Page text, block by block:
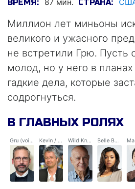
ВРЕМЯ: 87 мин. СТРАНА:
Миллион лет миньоны
великого и ужасного
не встретили Грю. Пусть
молод, но у него в
гадкие дела, которые
содрогнуться.
В ГЛАВНЫХ РОЛЯХ
Gru (voice) Kevin / Stuart / Bob / Minions (voice) Wild Knuckles (voice) Belle Bottom (voice)